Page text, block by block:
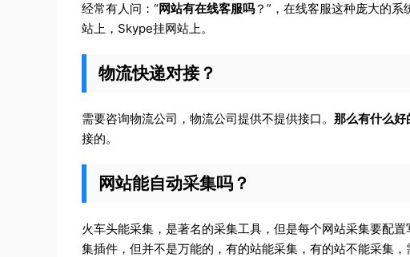
经常有人问：“网站有在线客服吗 ？”，在线客服这种庞大的
站上，Skype挂网站上。
物流快递对接？
需要咨询物流公司，物流公司提供不提供接口。 那么有什么好
接的。
网站能自动采集吗？
火车头能采集，是著名的采集工具，但是每个网站采集要配
集插件，但并不是万能的，有的站能采集，有的站不能采集